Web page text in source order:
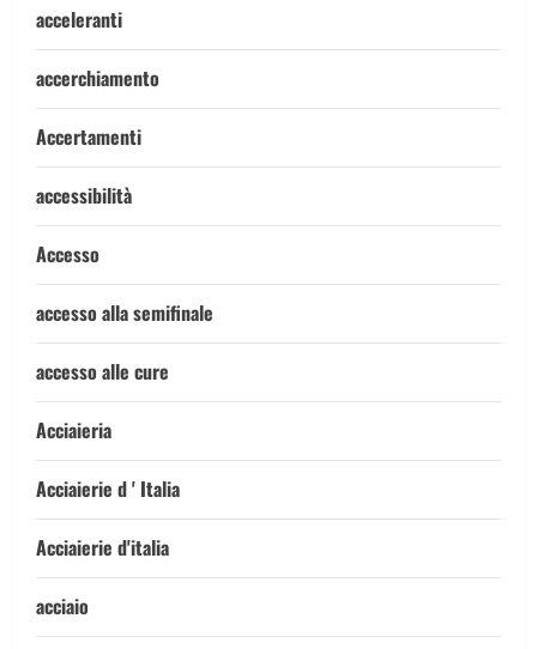
acceleranti
accerchiamento
Accertamenti
accessibilità
Accesso
accesso alla semifinale
accesso alle cure
Acciaieria
Acciaierie d ' Italia
Acciaierie d'italia
acciaio